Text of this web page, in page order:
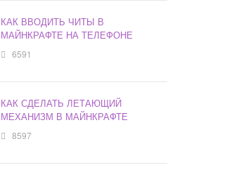
КАК ВВОДИТЬ ЧИТЫ В
МАЙНКРАФТЕ НА ТЕЛЕФОНЕ
6591
КАК СДЕЛАТЬ ЛЕТАЮЩИЙ
МЕХАНИЗМ В МАЙНКРАФТЕ
8597